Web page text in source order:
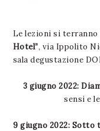
Le lezioni si terranno
Hotel”, via Ippolito
sala degustazione
3 giugno 2022:
sensi e
9 giugno 2022: Sotto